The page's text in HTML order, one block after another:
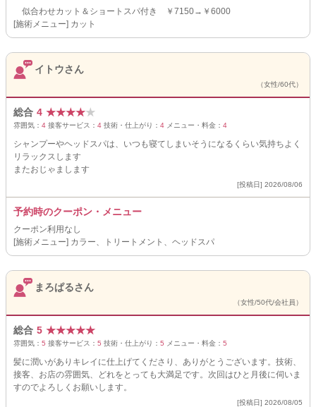
似合わせカット＆ショートスパ付き ￥7150→￥6000
[施術メニュー] カット
イトウさん
（女性/60代）
総合 4 ★★★★★
雰囲気： 4 接客サービス： 4 技術・仕上がり： 4 メニュー・料金： 4
シャンプーやヘッドスパは、いつも寝てしまいそうになるくらい気持ちよく
リラックスします
またおじゃまします
[投稿日] 2026/08/06
予約時のクーポン・メニュー
クーポン利用なし
[施術メニュー] カラー、トリートメント、ヘッドスパ
まろぱるさん
（女性/50代/会社員）
総合 5 ★★★★★
雰囲気： 5 接客サービス： 5 技術・仕上がり： 5 メニュー・料金： 5
髪に潤いがありキレイに仕上げてくださり、ありがとうございます。技術、
接客、お店の雰囲気、どれをとっても大満足です。次回はひと月後に伺いま
すのでよろしくお願いします。
[投稿日] 2026/08/05